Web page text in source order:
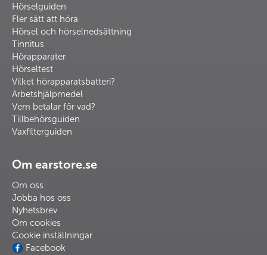
Hörselguiden
Fler sätt att höra
Hörsel och hörselnedsättning
Tinnitus
Hörapparater
Hörseltest
Vilket hörapparatsbatteri?
Arbetshjälpmedel
Vem betalar för vad?
Tillbehörsguiden
Vaxfilterguiden
Om earstore.se
Om oss
Jobba hos oss
Nyhetsbrev
Om cookies
Cookie inställningar
Facebook